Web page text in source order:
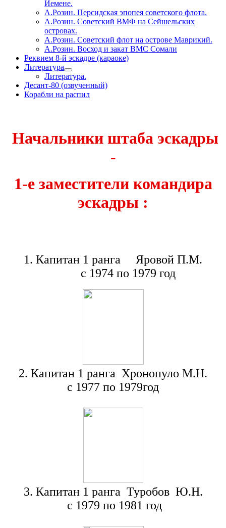
Йемене.
А.Розин. Персидская эпопея советского флота.
А.Розин. Советский ВМФ на Сейшельских
островах.
А.Розин. Советский флот на острове Маврикий.
А.Розин. Восход и закат ВМС Сомали
Реквием 8-й эскадре (караоке)
Литература
Литература.
Десант-80 (озвученный)
Корабли на распил
Начальники штаба эскадры
-
1-е заместители командира
эскадры :
1. Капитан 1 ранга Яровой П.М.
с 1974 по 1979 год
2. Капитан 1 ранга Хронопуло М.Н.
с 1977 по 1979год
3. Капитан 1 ранга Туробов Ю.Н.
с 1979 по 1981 год